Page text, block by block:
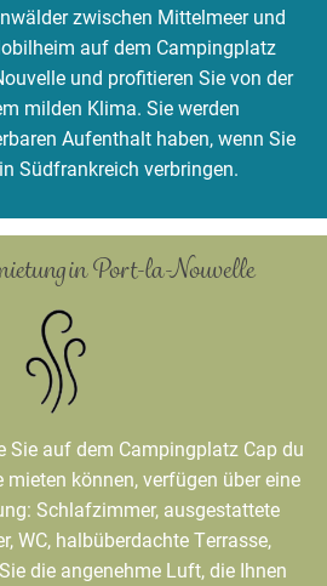
zwischen Mittelmeer und
auf dem Campingplatz
und profitieren Sie von der
milden Klima. Sie werden
Aufenthalt haben, wenn Sie
Südfrankreich verbringen.
in Port-la-Nouvelle
Sie auf dem Campingplatz Cap du
mieten können, verfügen über eine
Schlafzimmer, ausgestattete
WC, halbüberdachte Terrasse,
die angenehme Luft, die Ihnen